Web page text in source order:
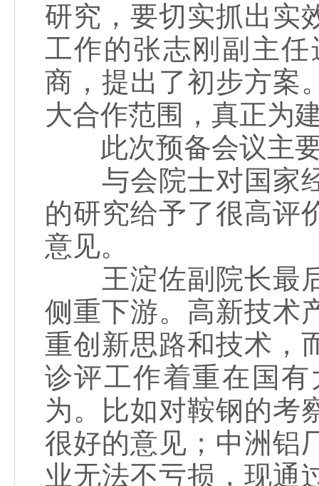
研究，要切实抓出实
工作的张志刚副主
商，提出了初步方案
大合作范围，真正为
此次预备会议主要
与会院士对国家经
的研究给予了很高评
意见。
王淀佐副院长最后
侧重下游。高新技术
重创新思路和技术，
诊评工作着重在国
为。比如对鞍钢的考
很好的意见；中洲铝
业无法不亏损，现通